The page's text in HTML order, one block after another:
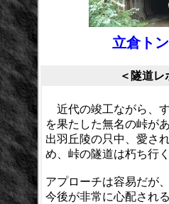
立倉ト
＜隧道レ
近代の竣工ながら、
を果たした無名の峠があ
出羽丘陵の只中、愛さ
め、峠の隧道は朽ち行く
アプローチは容易だが
今後が非常に心配され